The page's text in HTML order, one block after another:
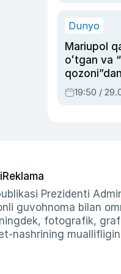
Dunyo
Mariupol
oʻtgan va
qahramon
armiyasi
19:50 /
Reklama
Prezidenti
guvohnoma bilan
fotografik,
nashrining